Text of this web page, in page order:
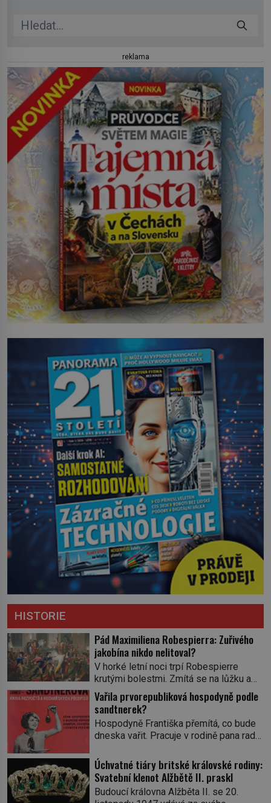
reklama
HISTORIE
Pád Maximiliena Robespierra: Zuřivého
jakobína nikdo nelitoval?
V horké letní noci trpí Robespierre
krutými bolestmi. Zmítá se na lůžku a
hlavou mu víří kolotoč myšlenek. Když
se probere z mdlob, vzpomene si na
jednu z pařížských jasnovidek, kterou
před lety navštívil. Prorokovala mu
tragický osud. Tehdy se jí vysmál.
prohlásil o něm jiný významný
francouzský revolucionář, Honoré de
Mirabeau […]
Vařila prvorepubliková hospodyně podle
sandtnerek?
Hospodyně Františka přemítá, co bude
dneska vařit. Pracuje v rodině pana rady
rychle v jedné ze „sandtnerek“.
„Zaplaťpánbůh, že už nemusíme chodit
s lístky,“ povzdechne si směrem ke
služce, kterou má v kuchyni k ruce.
Úchvatné tiáry britské královské rodiny:
Svatební klenot Alžbětě II. praskl
Budoucí královna Alžběta II. se 20.